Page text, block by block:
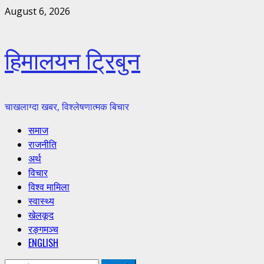
Skip
August 6, 2026
हिमालयन ट्रिबुन
चाखलाग्दा खबर, विश्लेषणात्मक बिचार
Primary
Menu
समाज
राजनीति
अर्थ
विचार
विश्व मामिला
स्वास्थ्य
खेलकूद
रङ्गमञ्च
ENGLISH